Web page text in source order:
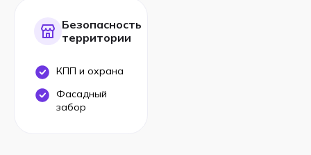
Безопасность
территории
КПП и охрана
Фасадный
забор